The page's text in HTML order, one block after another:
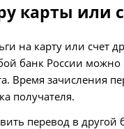
карты или
на карту или счет
банк России
Время зачисления
получателя.
перевод в другой